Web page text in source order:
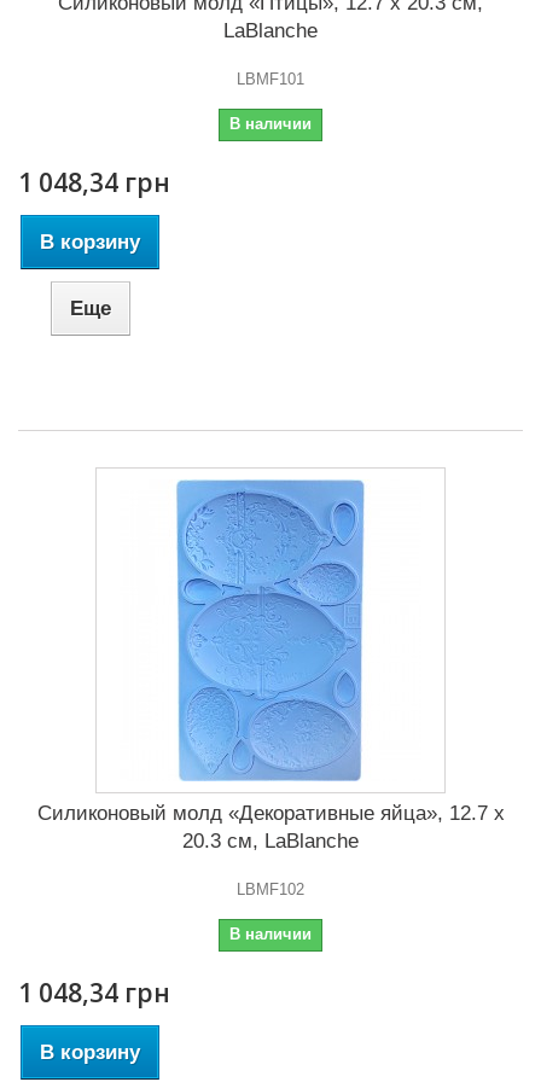
LaBlanche
LBMF101
В наличии
1 048,34 грн
В корзину
Еще
Силиконовый молд «Декоративные яйца», 12.7 x
20.3 см, LaBlanche
LBMF102
В наличии
1 048,34 грн
В корзину